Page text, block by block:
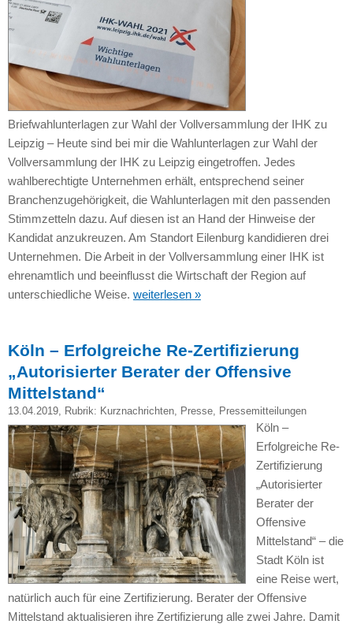
Briefwahlunterlagen zur Wahl der Vollversammlung der IHK zu
Leipzig – Heute sind bei mir die Wahlunterlagen zur Wahl der
Vollversammlung der IHK zu Leipzig eingetroffen. Jedes
wahlberechtigte Unternehmen erhält, entsprechend seiner
Branchenzugehörigkeit, die Wahlunterlagen mit den passenden
Stimmzetteln dazu. Auf diesen ist an Hand der Hinweise der
Kandidat anzukreuzen. Am Standort Eilenburg kandidieren drei
Unternehmen. Die Arbeit in der Vollversammlung einer IHK ist
ehrenamtlich und beeinflusst die Wirtschaft der Region auf
unterschiedliche Weise. weiterlesen »
Köln – Erfolgreiche Re-Zertifizierung
„Autorisierter Berater der Offensive
Mittelstand“
13.04.2019, Rubrik: Kurznachrichten, Presse, Pressemitteilungen
Köln –
Erfolgreiche Re-
Zertifizierung
„Autorisierter
Berater der
Offensive
Mittelstand“ – die
Stadt Köln ist
eine Reise wert,
natürlich auch für eine Zertifizierung. Berater der Offensive
Mittelstand aktualisieren ihre Zertifizierung alle zwei Jahre. Damit